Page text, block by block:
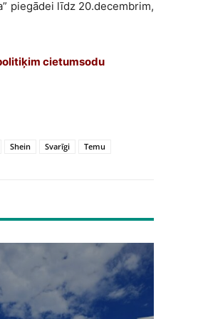
piegādei līdz 20.decembrim,
cietumsodu
Shein Svarīgi Temu